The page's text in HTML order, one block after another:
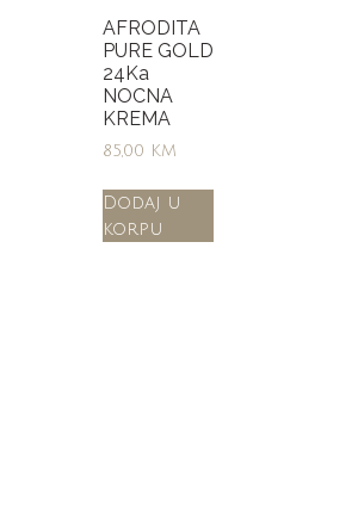
AFRODITA
PURE GOLD
24Ka
NOCNA
KREMA
85,00 KM
Dodaj u
korpu